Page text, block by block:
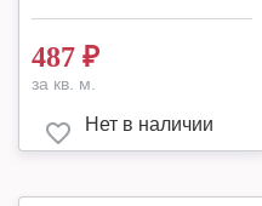
487 ₽
за кв. м.
Нет в наличии